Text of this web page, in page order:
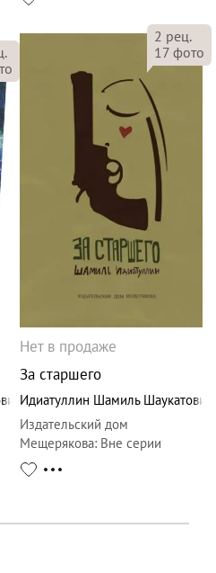
2 рец.
17 фото
Нет в продаже
За старшего
Идиатуллин Шамиль Шаукатович
Издательский дом
Мещерякова: Вне серии